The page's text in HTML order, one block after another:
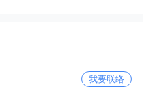
我要联络